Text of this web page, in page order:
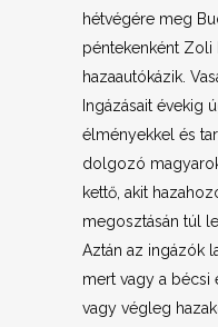
hétvégére meg
péntekenként Zoli
hazaautókázik.
Ingázásait évekig
élményekkel és
dolgozó
kettő, akit
megosztásán túl
Aztán az ingázók
mert vagy a bécsi
vagy végleg